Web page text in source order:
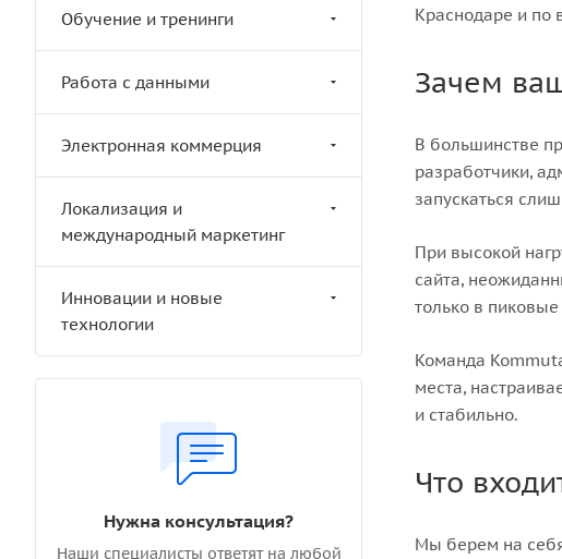
Краснодаре и по
Зачем
В большинстве
разработчики,
запускаться
При высокой
сайта,
только в
Команда
места,
и стабильно.
Что
Мы берем на
Обучение и тренинги
Работа с данными
Электронная коммерция
Локализация и
международный маркетинг
Инновации и новые
технологии
Нужна консультация?
Наши специалисты ответят на любой